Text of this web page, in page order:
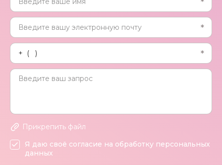
Прикрепить файл
Я даю своё согласие на обработку персональных
данных